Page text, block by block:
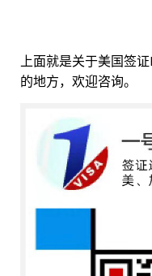
上面就是关于美国签
的地方，欢迎咨询。